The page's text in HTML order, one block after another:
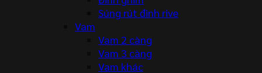
Súng rút đinh rive
Vam
Vam 2 càng
Vam 3 càng
Vam khác